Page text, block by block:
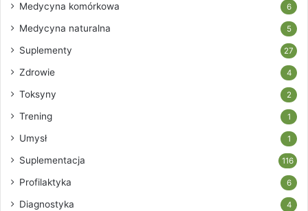
Medycyna komórkowa 6
Medycyna naturalna 5
Suplementy 27
Zdrowie 4
Toksyny 2
Trening 1
Umysł 1
Suplementacja 116
Profilaktyka 6
Diagnostyka 4